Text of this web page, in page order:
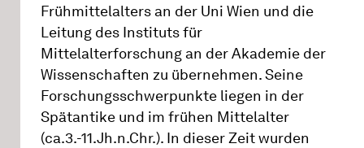
Frühmittelalters an der Uni Wien und die
Leitung des Instituts für
Mittelalterforschung an der Akademie der
Wissenschaften zu übernehmen. Seine
Forschungsschwerpunkte liegen in der
Spätantike und im frühen Mittelalter
(ca.3.-11.Jh.n.Chr.). In dieser Zeit wurden